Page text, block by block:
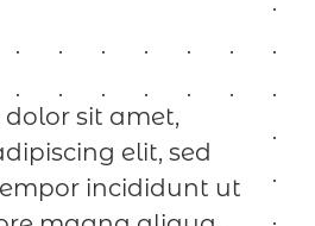
sit amet,
elit, sed
incididunt ut